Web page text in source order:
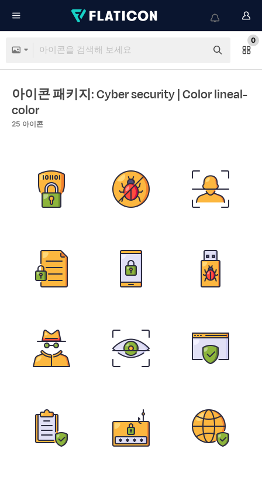
0
아이콘 패키지: Cyber security| Color lineal-
color
25 아이콘